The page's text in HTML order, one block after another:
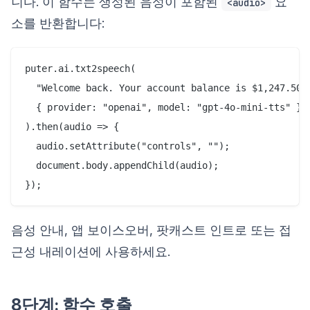
<audio>
소를 반환합니다:
puter.ai.txt2speech(
"Welcome back. Your account balance is
  { provider: "openai", model: "gpt-4o-mini-tts" }
).then(audio => {
  audio.setAttribute("controls", "");
  document.body.appendChild(audio);
음성 안내, 앱 보이스오버, 팟캐스트 인트로 또는 접
근성 내레이션에 사용하세요.
8단계: 함수 호출